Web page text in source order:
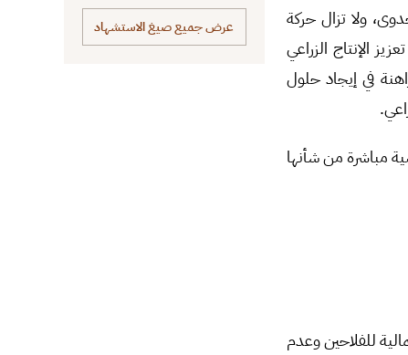
ولا تزال حركة
الإنتاج الزراعي
في إيجاد حلول
مباشرة من شأنها
للفلاحين وعدم
عرض جميع صيغ الاستشهاد